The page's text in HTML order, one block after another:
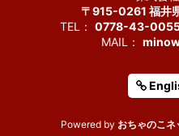
〒915-0261 福井
TEL： 0778-43-
MAIL：
Powered by おちゃのこネ